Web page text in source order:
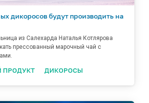
дикоросов будут производить на
из Салехарда Наталья Котлярова
прессованный марочный чай с
ПРОДУКТ ДИКОРОСЫ